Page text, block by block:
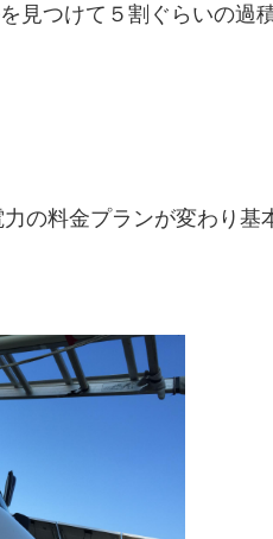
見つけて５割ぐらいの過
の料金プランが変わり